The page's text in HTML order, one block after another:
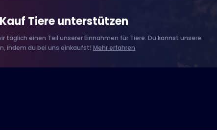
Tiere unterstützen
täglich einen Teil unserer Einnahmen für Tiere. Du kannst unsere
indem du bei uns einkaufst! Mehr erfahren